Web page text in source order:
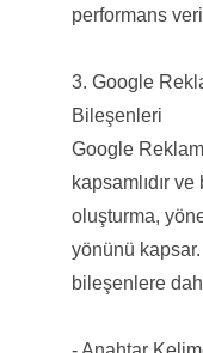
performans
3. Google
Bileşenleri
Google
kapsamlıdır
oluşturma,
yönünü kapsar.
bileşenlere